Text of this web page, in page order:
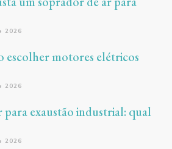
2026
escolher motores elétricos
2026
exaustão industrial: qual
2026